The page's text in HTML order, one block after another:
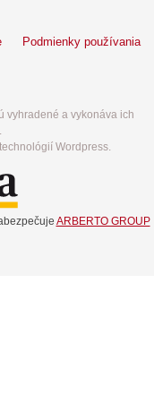
Podmienky používania
vyhradené a vykonáva ich
Wordpress.
ARBERTO GROUP